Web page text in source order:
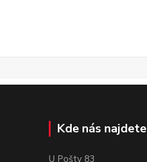
Kde nás najdete
U Pošty 83